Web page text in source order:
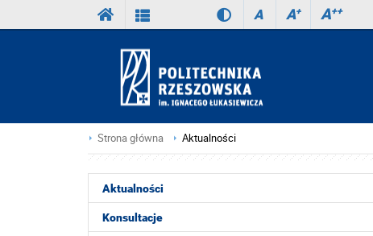
A A+ A++
Strona główna Aktualności
Aktualności
Konsultacje